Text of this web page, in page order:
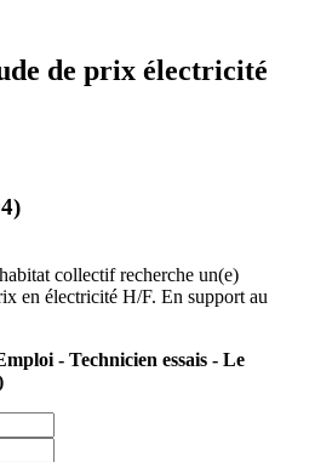
de prix électricité
collectif recherche un(e)
en électricité H/F. En support au
- Technicien essais - Le